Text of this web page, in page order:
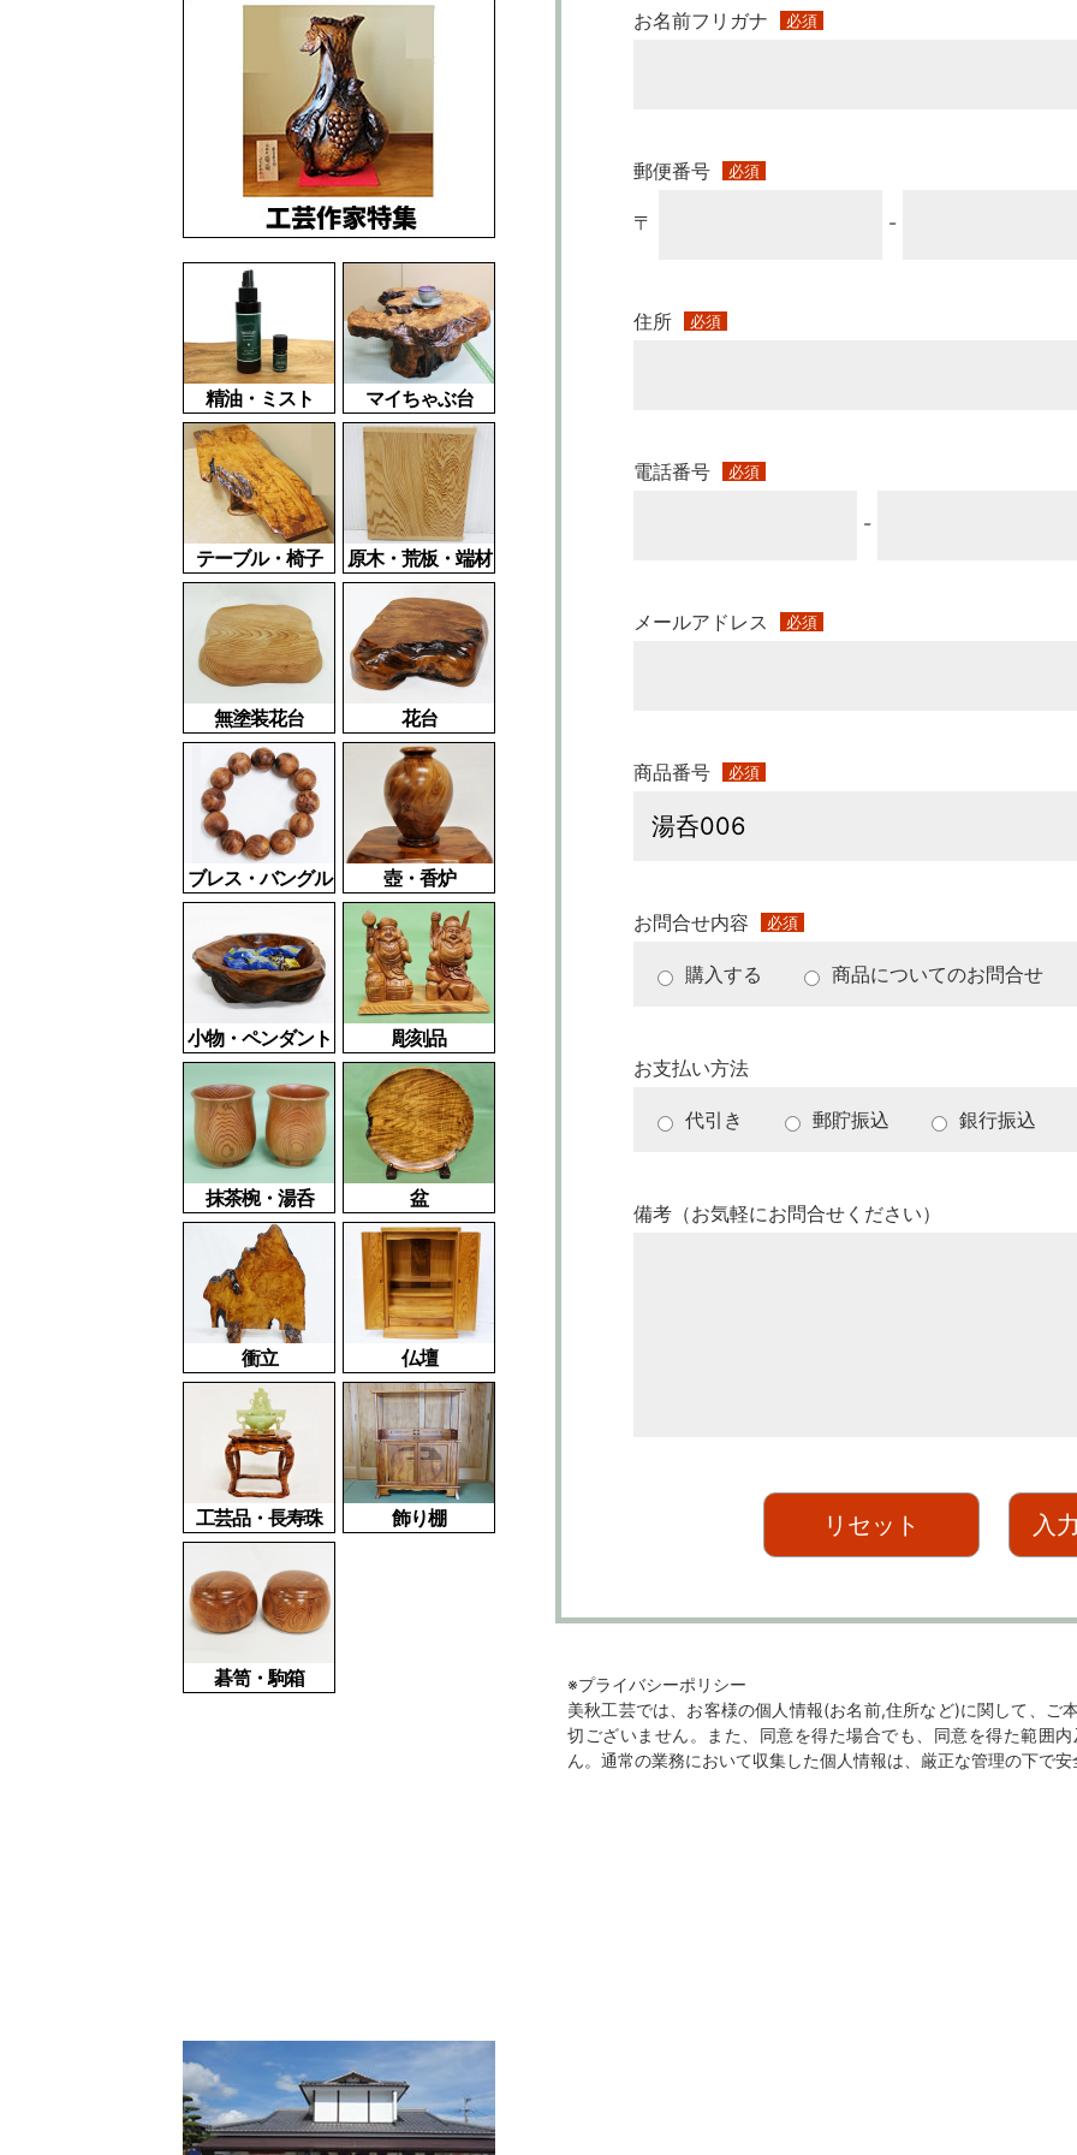
精油・ミスト マイちゃぶ台
テーブル・椅子 原木・荒板・端材
無塗装花台 花台
ブレス・バングル 壺・香炉
小物・ペンダント 彫刻品
抹茶椀・湯呑 盆
衝立 仏壇
工芸品・長寿珠 飾り棚
碁笥・駒箱
お名前フリガナ 必須
郵便番号 必須
〒 -
住所 必須
電話番号 必須
-
メールアドレス 必須
商品番号 必須
お問合せ内容 必須
購入する 商品についてのお問合せ
お支払い方法
代引き 郵貯振込 銀行振込
備考（お気軽にお問合せください）
※プライバシーポリシー
美秋工芸では、お客様の個人情報(お名前,住所など)に関して、ご
切ございません。また、同意を得た場合でも、同意を得た範囲
ん。通常の業務において収集した個人情報は、厳正な管理の下で